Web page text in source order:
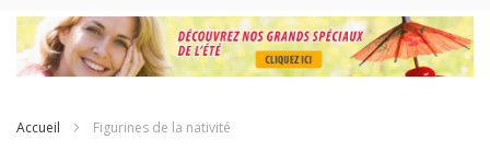
Skip
to
Accueil Figurines de la nativité